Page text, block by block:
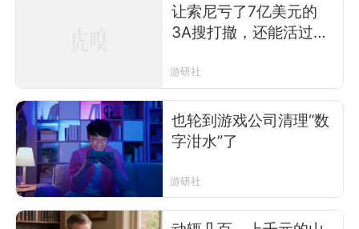
让索尼亏了7亿美元的
3A搜打撤，还能活过今
游研社
也轮到游戏公司清理“数
字泔水”了
游研社